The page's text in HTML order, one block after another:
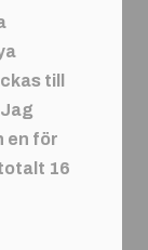
till
en för
16